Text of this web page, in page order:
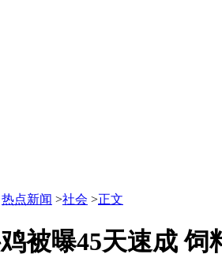
热点新闻 >社会 >正文
被曝45天速成 饲